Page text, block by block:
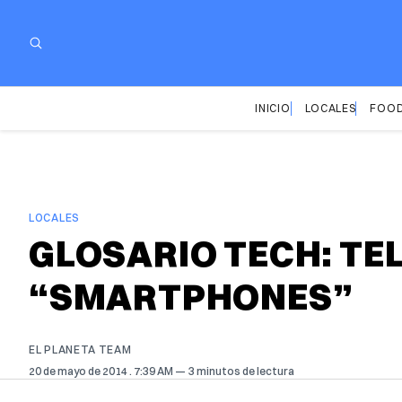
INICIO LOCALES
LOCALES
GLOSARIO TECH:
“SMARTPHONES”
EL PLANETA TEAM
20 de mayo de 2014 . 7:39 AM 3 minutos de lectura